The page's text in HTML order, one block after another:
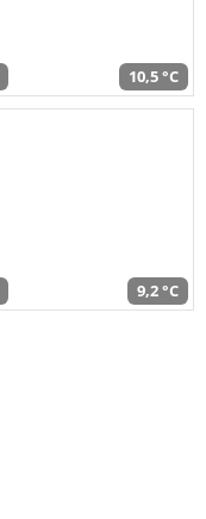
10,5 °C
9,2 °C